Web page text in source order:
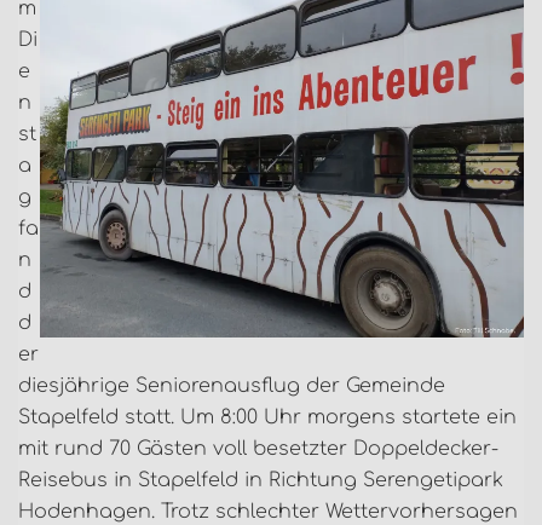
m
Di
e
n
st
a
g
fa
n
d
d
er
diesjährige Seniorenausflug der Gemeinde
Stapelfeld statt. Um 8:00 Uhr morgens startete ein
mit rund 70 Gästen voll besetzter Doppeldecker-
Reisebus in Stapelfeld in Richtung Serengetipark
Hodenhagen. Trotz schlechter Wettervorhersagen